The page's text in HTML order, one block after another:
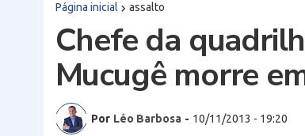
Página inicial assalto
Chefe da
Mucugê morre
Por Léo Barbosa - 10/11/2013 - 19:20